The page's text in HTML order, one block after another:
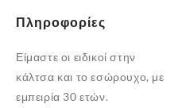
Πληροφορίες
Είμαστε οι ειδικοί στην
κάλτσα και το εσώρουχο, με
εμπειρία 30 ετών.